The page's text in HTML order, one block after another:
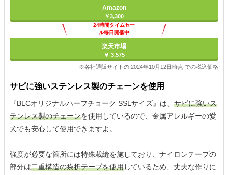
Amazon
￥3,300
24時間タイムセー
ル毎日開催中
楽天市場
￥ 3,575
※各社通販サイトの 2024年10月12日時点 での税込価格
サビに強いステンレス製のチェーンを使用
『BLCオリジナルハーフチョーク SSLサイズ』は、 サビに強いス
テンレス製のチェーンを使用しているので、金属アレルギーの愛
犬でも安心して使用できますよ。
強度が必要な箇所には特殊裁縫を施しており、ナイロンテープの
部分は二重構造の袋折テープを使用しているため、丈夫な作りに